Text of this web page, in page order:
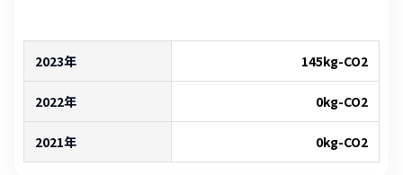
2023年 145kg-CO2
2022年 0kg-CO2
2021年 0kg-CO2